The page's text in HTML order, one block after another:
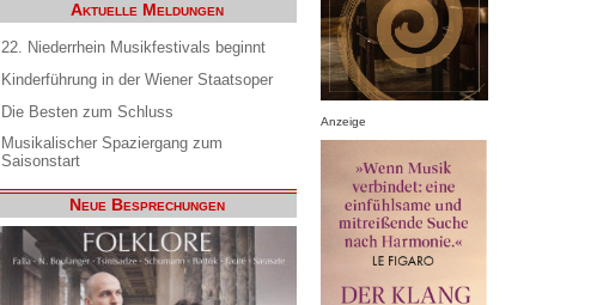
Aktuelle Meldungen
22. Niederrhein Musikfestivals beginnt
Kinderführung in der Wiener Staatsoper
Die Besten zum Schluss
Musikalischer Spaziergang zum
Saisonstart
Neue Besprechungen
Anzeige